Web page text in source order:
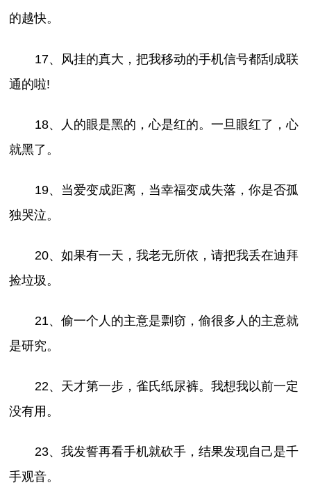
的越快。
17、风挂的真大，把我移动的手机信号都刮成联
通的啦!
18、人的眼是黑的，心是红的。一旦眼红了，心
就黑了。
19、当爱变成距离，当幸福变成失落，你是否孤
独哭泣。
20、如果有一天，我老无所依，请把我丢在迪拜
捡垃圾。
21、偷一个人的主意是剽窃，偷很多人的主意就
是研究。
22、天才第一步，雀氏纸尿裤。我想我以前一定
没有用。
23、我发誓再看手机就砍手，结果发现自己是千
手观音。